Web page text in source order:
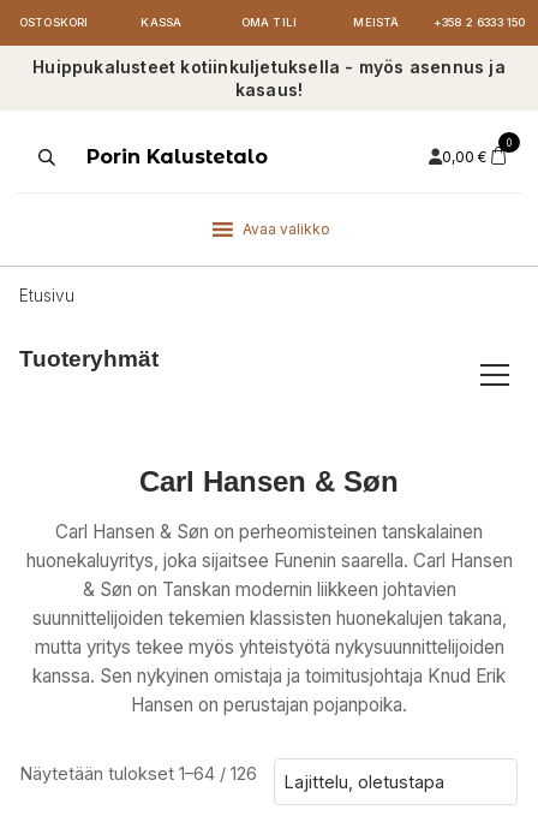
OSTOSKORI KASSA OMA TILI MEISTÄ +358 2 6333 150
Huippukalusteet kotiinkuljetuksella - myös asennus ja
kasaus!
ProductsPorin Kalustetalo 0,00 €
0
Avaa valikko
Etusivu
Tuoteryhmät
Carl Hansen & Søn
Carl Hansen & Søn on perheomisteinen tanskalainen
huonekaluyritys, joka sijaitsee Funenin saarella. Carl Hansen
& Søn on Tanskan modernin liikkeen johtavien
suunnittelijoiden tekemien klassisten huonekalujen takana,
mutta yritys tekee myös yhteistyötä nykysuunnittelijoiden
kanssa. Sen nykyinen omistaja ja toimitusjohtaja Knud Erik
Hansen on perustajan pojanpoika.
Näytetään tulokset 1–64 / 126